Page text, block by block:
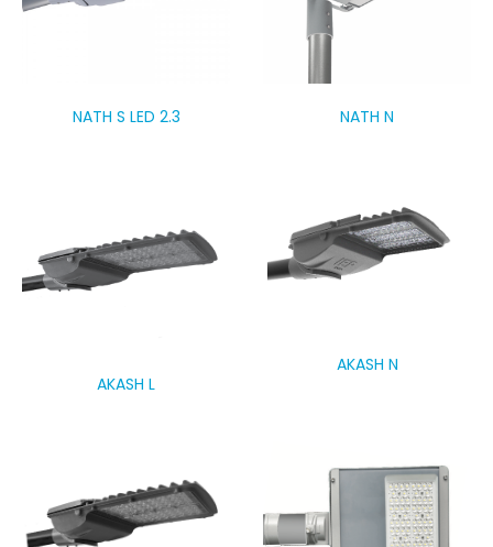
NATH S LED 2.3 NATH N
AKASH L
AKASH N